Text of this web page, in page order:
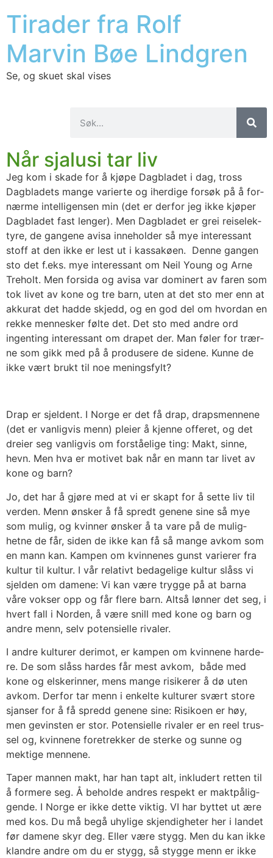
Tirader fra Rolf
Marvin Bøe Lindgren
Se, og skuet skal vises
Når sjalusi tar liv
Jeg kom i ska­de for å kjø­pe Dag­bla­det i dag, tross
Dag­bla­dets man­ge varier­te og iher­di­ge for­søk på å for­
nær­me intel­li­gen­sen min (det er der­for jeg ikke kjø­per
Dag­bla­det fast len­ger). Men Dag­bla­det er grei reise­lek­
ty­re, de gan­ge­ne avi­sa inne­hol­der så mye inter­es­sant
stoff at den ikke er lest ut i kassa­køen. Den­ne gan­gen
sto det f.eks. mye inter­es­sant om Neil Young og Arne
Tre­holt. Men for­si­da og avi­sa var domi­nert av faren som
tok livet av kone og tre barn, uten at det sto mer enn at
akku­rat det had­de skjedd, og en god del om hvor­dan en
rek­ke men­nes­ker føl­te det. Det sto med and­re ord
ingen­ting inter­es­sant om dra­pet der. Man føler for trær­
ne som gikk med på å pro­du­se­re de side­ne. Kun­ne de
ikke vært brukt til noe menings­fylt?
Drap er sjel­dent. I Nor­ge er det få drap, draps­men­ne­ne
(det er van­lig­vis menn) plei­er å kjen­ne offe­ret, og det
drei­er seg van­lig­vis om for­ståe­li­ge ting: Makt, sin­ne,
hevn. Men hva er moti­vet bak når en mann tar livet av
kone og barn?
Jo, det har å gjø­re med at vi er skapt for å set­te liv til
ver­den. Menn øns­ker å få spredt gene­ne sine så mye
som mulig, og kvin­ner øns­ker å ta vare på de mulig­
hetne de får, siden de ikke kan få så man­ge avkom som
en mann kan. Kam­pen om kvin­ne­nes gunst varie­rer fra
kul­tur til kul­tur. I vår rela­tivt beda­ge­li­ge kul­tur slåss vi
sjel­den om dame­ne: Vi kan være tryg­ge på at bar­na
våre vokser opp og får fle­re barn. Alt­så løn­ner det seg, i
hvert fall i Nor­den, å være snill med kone og barn og
and­re menn, selv poten­si­el­le riva­ler.
I and­re kul­tu­rer der­imot, er kam­pen om kvin­ne­ne har­de­
re. De som slåss har­des får mest avkom, både med
kone og els­ker­in­ner, mens man­ge risi­ke­rer å dø uten
avkom. Der­for tar menn i enkel­te kul­tu­rer svært sto­re
sjan­ser for å få spredd gene­ne sine: Risi­ko­en er høy,
men gevins­ten er stor. Poten­si­el­le riva­ler er en reel trus­
sel og, kvin­ne­ne fore­trek­ker de ster­ke og sun­ne og
mek­ti­ge men­ne­ne.
Taper man­nen makt, har han tapt alt, inklu­dert ret­ten til
å for­me­re seg. Å behol­de and­res respekt er makt­på­lig­
gen­de. I Nor­ge er ikke det­te vik­tig. VI har byt­tet ut ære
med kos. Du må begå uhy­li­ge skjen­dig­he­ter her i lan­det
før dame­ne skyr deg. Eller være stygg. Men du kan ikke
kland­re and­re om du er stygg, så styg­ge menn er ikke